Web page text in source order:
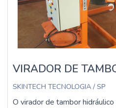
VIRADOR DE
SKINTECH TECNOLOGIA / SP
O virador de tambor